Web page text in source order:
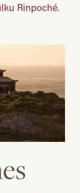
Rinpoché.